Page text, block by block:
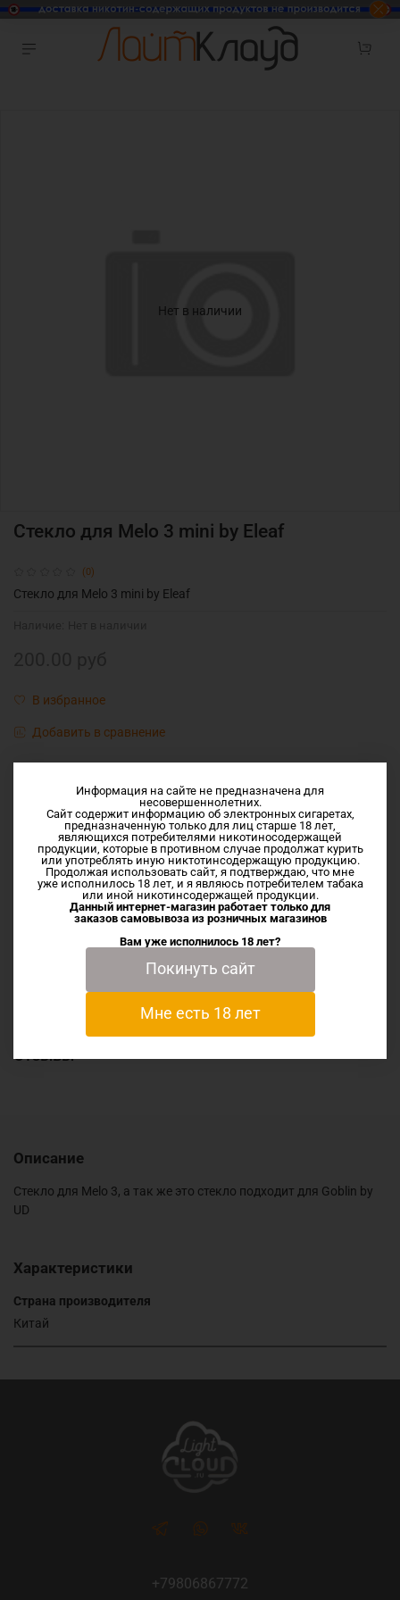
Нет в наличии
(0)
Стекло для Melo 3 mini by Eleaf
В избранное
Добавить в сравнение
Стекло для Melo 3 mini by Eleaf
Описание
Стекло для Melo 3, а так же это стекло подходит для Goblin
Характеристики
Отзывы
Описание
Стекло для Melo 3, а так же это стекло подходит для Goblin by
UD
Характеристики
Страна производителя
Китай
+79806867772
Информация на сайте не предназначена для
несовершеннолетних.
Сайт содержит информацию об электронных сигаретах,
предназначенную только для лиц старше 18 лет,
являющихся потребителями никотиносодержащей
продукции, которые в противном случае продолжат курить
или употреблять иную никтотинсодержащую продукцию.
Продолжая использовать сайт, я подтверждаю, что мне
уже исполнилось 18 лет, и я являюсь потребителем табака
или иной никотинсодержащей продукции.
Данный интернет-магазин работает только для
заказов самовывоза из розничных магазинов
Вам уже исполнилось 18 лет?
Покинуть сайт
Мне есть 18 лет